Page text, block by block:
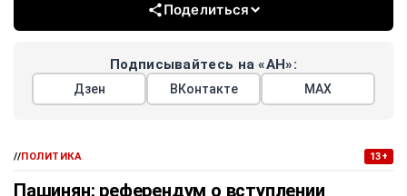
Поделиться
Подписывайтесь на «АН»:
Дзен ВКонтакте МАХ
//ПОЛИТИКА 13+
Пашинян: референдум о вступлении